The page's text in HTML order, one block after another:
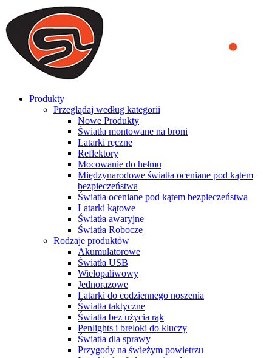
We use cookies to ensure that we provide you the best experience
on our website. By continuing to browse this website, you accept
that cookies are used to help us analyze how the website is used and
to offer you a better experience. To learn more or to find out how
you can disable cookies, you can access our
Produkty
Przeglądaj według kategorii
Nowe Produkty
Światła montowane na broni
Latarki ręczne
Reflektory
Mocowanie do hełmu
Międzynarodowe światła oceniane pod kątem
bezpieczeństwa
Światła oceniane pod kątem bezpieczeństwa
Latarki kątowe
Światła awaryjne
Światła Robocze
Rodzaje produktów
Akumulatorowe
Światła USB
Wielopaliwowy
Jednorazowe
Latarki do codziennego noszenia
Światła taktyczne
Światła bez użycia rąk
Penlights i breloki do kluczy
Światła dla sprawy
Przygody na świeżym powietrzu